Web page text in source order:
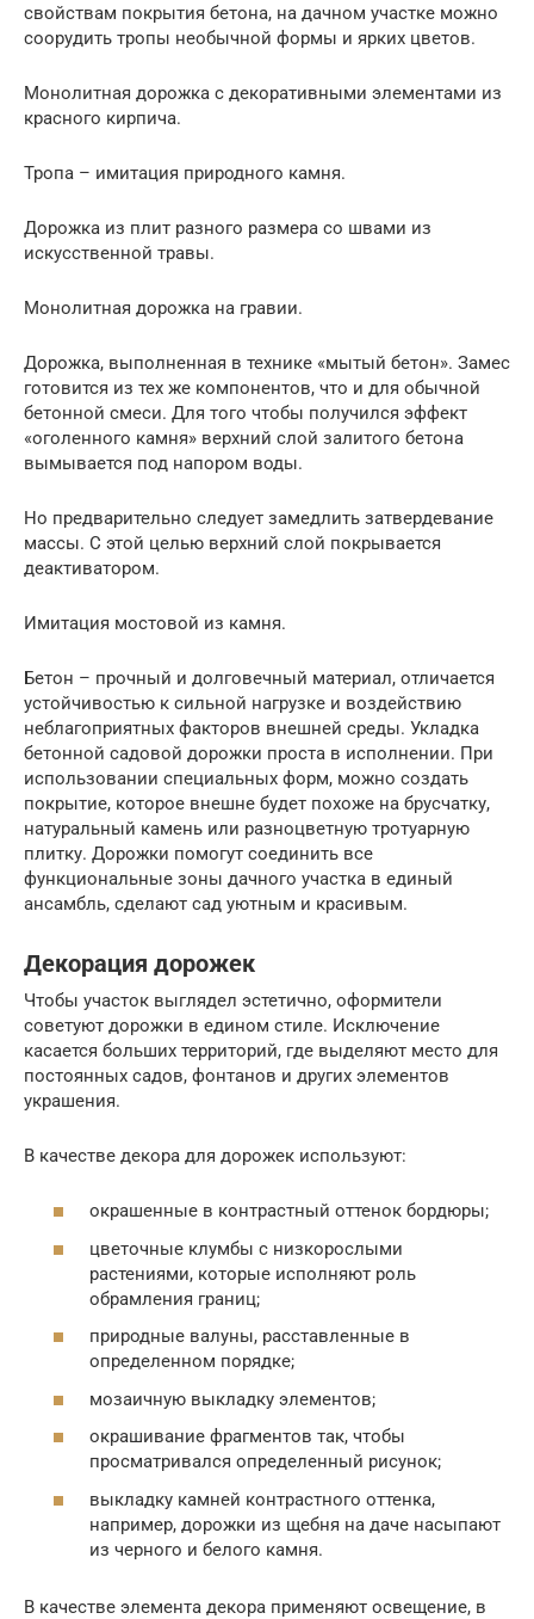
свойствам покрытия бетона, на дачном участке можно
соорудить тропы необычной формы и ярких цветов.
Монолитная дорожка с декоративными элементами из
красного кирпича.
Тропа – имитация природного камня.
Дорожка из плит разного размера со швами из
искусственной травы.
Монолитная дорожка на гравии.
Дорожка, выполненная в технике «мытый бетон». Замес
готовится из тех же компонентов, что и для обычной
бетонной смеси. Для того чтобы получился эффект
«оголенного камня» верхний слой залитого бетона
вымывается под напором воды.
Но предварительно следует замедлить затвердевание
массы. С этой целью верхний слой покрывается
деактиватором.
Имитация мостовой из камня.
Бетон – прочный и долговечный материал, отличается
устойчивостью к сильной нагрузке и воздействию
неблагоприятных факторов внешней среды. Укладка
бетонной садовой дорожки проста в исполнении. При
использовании специальных форм, можно создать
покрытие, которое внешне будет похоже на брусчатку,
натуральный камень или разноцветную тротуарную
плитку. Дорожки помогут соединить все
функциональные зоны дачного участка в единый
ансамбль, сделают сад уютным и красивым.
Декорация дорожек
Чтобы участок выглядел эстетично, оформители
советуют дорожки в едином стиле. Исключение
касается больших территорий, где выделяют место для
постоянных садов, фонтанов и других элементов
украшения.
В качестве декора для дорожек используют:
окрашенные в контрастный оттенок бордюры;
цветочные клумбы с низкорослыми
растениями, которые исполняют роль
обрамления границ;
природные валуны, расставленные в
определенном порядке;
мозаичную выкладку элементов;
окрашивание фрагментов так, чтобы
просматривался определенный рисунок;
выкладку камней контрастного оттенка,
например, дорожки из щебня на даче насыпают
из черного и белого камня.
В качестве элемента декора применяют освещение, в